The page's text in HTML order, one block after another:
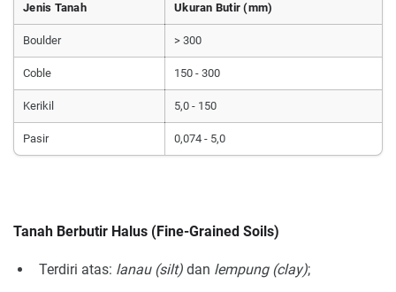
Jenis Tanah Ukuran Butir (mm)
Boulder > 300
Coble 150 - 300
Kerikil 5,0 - 150
Pasir 0,074 - 5,0
Tanah Berbutir Halus (Fine-Grained Soils)
Terdiri atas: lanau (silt)dan lempung (clay);